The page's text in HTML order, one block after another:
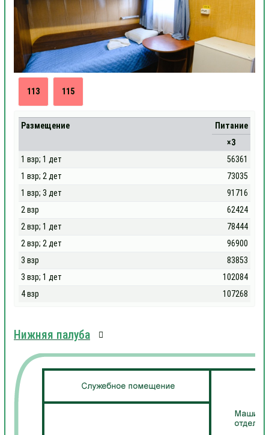
113 115
Размещение
Питание
×3
1 взр; 1 дет
56361
1 взр; 2 дет
73035
1 взр; 3 дет
91716
2 взр
62424
2 взр; 1 дет
78444
2 взр; 2 дет
96900
3 взр
83853
3 взр; 1 дет
102084
4 взр
107268
Нижняя палуба